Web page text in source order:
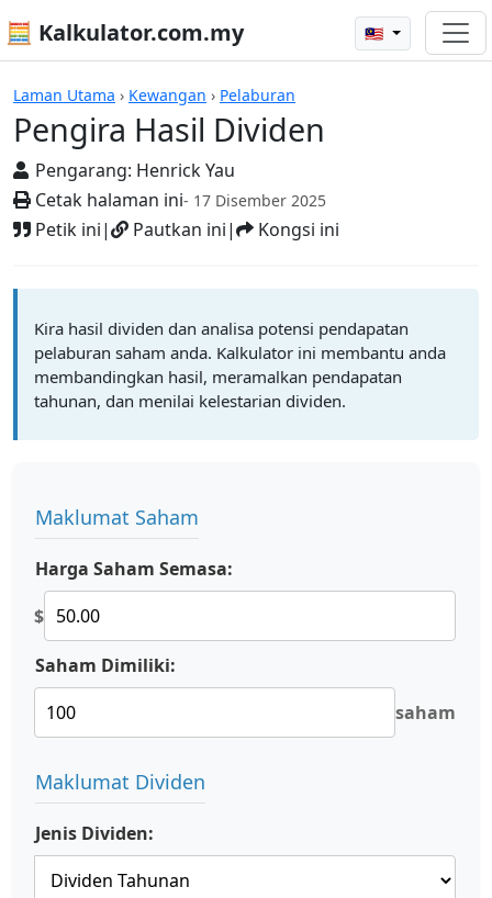
🧮 Kalkulator.com.my 🇲🇾
Laman Utama › Kewangan › Pelaburan
Pengira Hasil Dividen
Pengarang: Henrick Yau
Cetak halaman ini- 17 Disember 2025
Petik ini| Pautkan ini| Kongsi ini
Kalkulator
Kira hasil dividen dan analisa potensi pendapatan
pelaburan saham anda. Kalkulator ini membantu anda
membandingkan hasil, meramalkan pendapatan
tahunan, dan menilai kelestarian dividen.
Maklumat Saham
Harga Saham Semasa:
$
Saham Dimiliki:
saham
Maklumat Dividen
Jenis Dividen: